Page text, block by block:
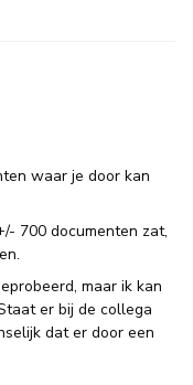
waar je door kan
700 documenten zat,
maar ik kan
er bij de collega
dat er door een